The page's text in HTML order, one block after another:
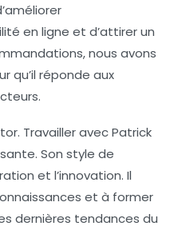
en ligne et d’attirer un
nous avons
qu’il réponde aux
. Travailler avec Patrick
Son style de
et l’innovation. Il
et à former
dernières tendances du